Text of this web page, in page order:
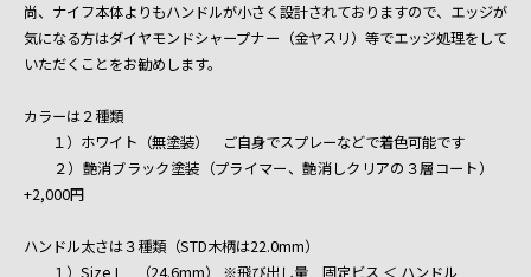
尚、ナイフ本体よりもハンドルが小さく設計されておりますので、エッジが
気になる方はダイヤモンドシャープナー（金ヤスリ）等でエッジ処理をして
いただくことをお勧めします。
カラーは２種類
１）ホワイト（無塗装） ご自身でスプレーなどで着色可能です
２）艶消ブラック塗装（プライマー、艶消しクリアの３層コート）
+2,000円
ハンドル太さは３種類（STD木柄は22.0mm）
１）Size L （24.6mm） ※飛び出し量 固定ビス ＜ ハンドル